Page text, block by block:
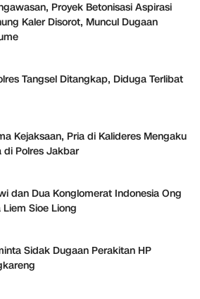
Proyek Betonisasi Aspirasi
Kaler Disorot, Muncul Dugaan
Tangsel Ditangkap, Diduga Terlibat
Kejaksaan, Pria di Kalideres Mengaku
di Polres Jakbar
dan Dua Konglomerat Indonesia Ong
Sioe Liong
Sidak Dugaan Perakitan HP